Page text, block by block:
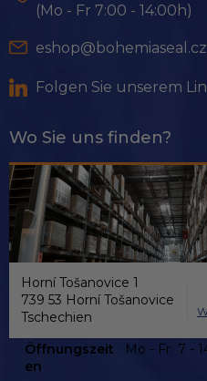
e
(Mo - Fr 7:00 - 14:00h)
eshop@bohemiaseal.cz
Folgen Sie unserem
Wo Sie uns finden?
Horní Tošanovice 1
739 53 Horní Tošanovice
Tschechien
Öffnungszeit
en
Mo - Fr: 7 -